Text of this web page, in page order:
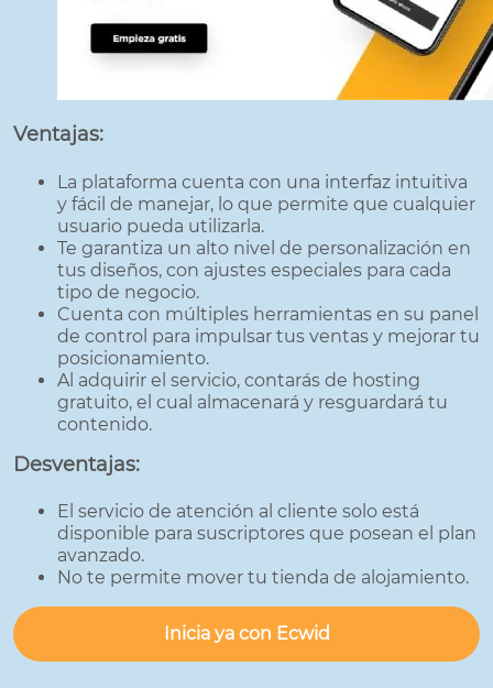
Ventajas:
La plataforma cuenta con una interfaz intuitiva
y fácil de manejar, lo que permite que cualquier
usuario pueda utilizarla.
Te garantiza un alto nivel de personalización en
tus diseños, con ajustes especiales para cada
tipo de negocio.
Cuenta con múltiples herramientas en su panel
de control para impulsar tus ventas y mejorar tu
posicionamiento.
Al adquirir el servicio, contarás de hosting
gratuito, el cual almacenará y resguardará tu
contenido.
Desventajas:
El servicio de atención al cliente solo está
disponible para suscriptores que posean el plan
avanzado.
No te permite mover tu tienda de alojamiento.
Inicia ya con Ecwid